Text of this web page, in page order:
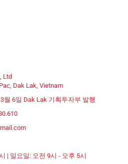
Ltd
Dak Lak, Vietnam
월 6일 Dak Lak 기획투자부 발행
| 일요일: 오전 9시 - 오후 5시